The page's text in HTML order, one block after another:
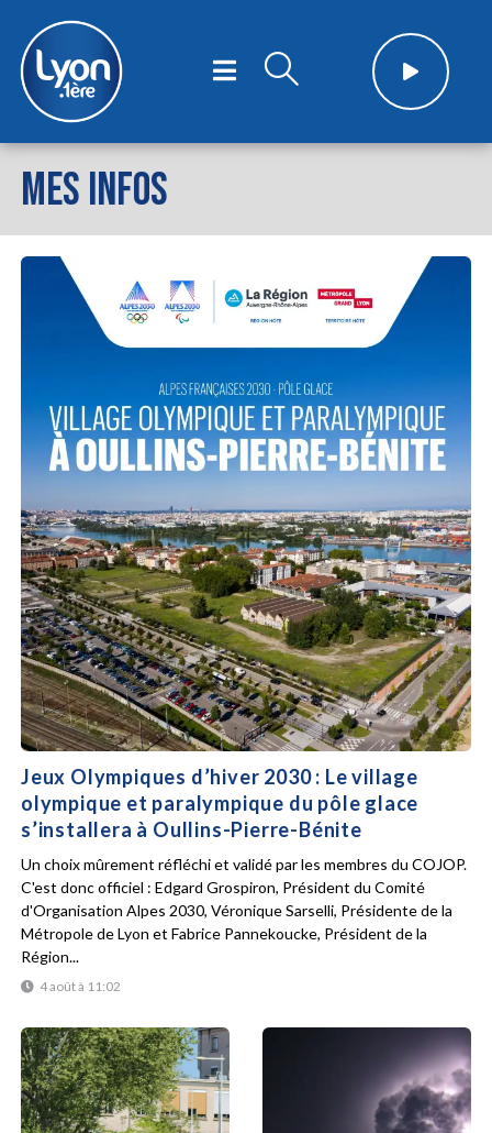
MES INFOS
Jeux Olympiques d’hiver 2030 : Le village
olympique et paralympique du pôle glace
s’installera à Oullins-Pierre-Bénite
4 août à 11:02
Un choix mûrement réfléchi et validé par les membres du COJOP.
C'est donc officiel : Edgard Grospiron, Président du Comité
d'Organisation Alpes 2030, Véronique Sarselli, Présidente de la
Métropole de Lyon et Fabrice Pannekoucke, Président de la
Région...